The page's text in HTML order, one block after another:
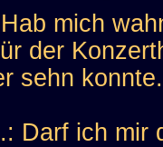
mich
der
sehn
Darf ich mir